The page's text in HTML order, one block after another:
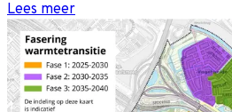
Lees meer